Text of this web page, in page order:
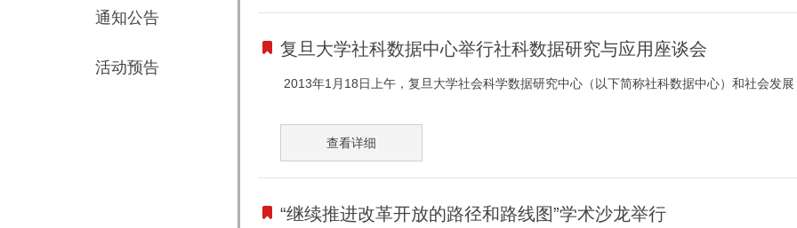
通知公告
活动预告
复旦大学社科数据中心举行社科数据研究与应用座谈会
2013年1月18日上午，复旦大学社会科学数据研究中心（以下简称社科数据中心）和社会发展
查看详细
“继续推进改革开放的路径和路线图”学术沙龙举行